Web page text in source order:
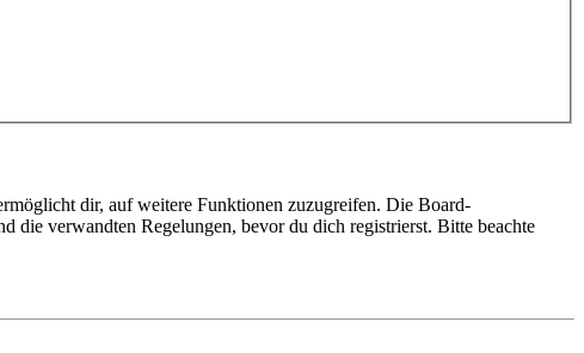
dir, auf weitere Funktionen zuzugreifen. Die Board-
die verwandten Regelungen, bevor du dich registrierst. Bitte beachte